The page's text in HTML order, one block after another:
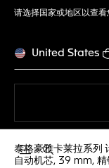
请选择国家或地区以查看
United States
打开搜索
泰格豪雅卡莱拉系列
自动机芯, 39 mm, 精